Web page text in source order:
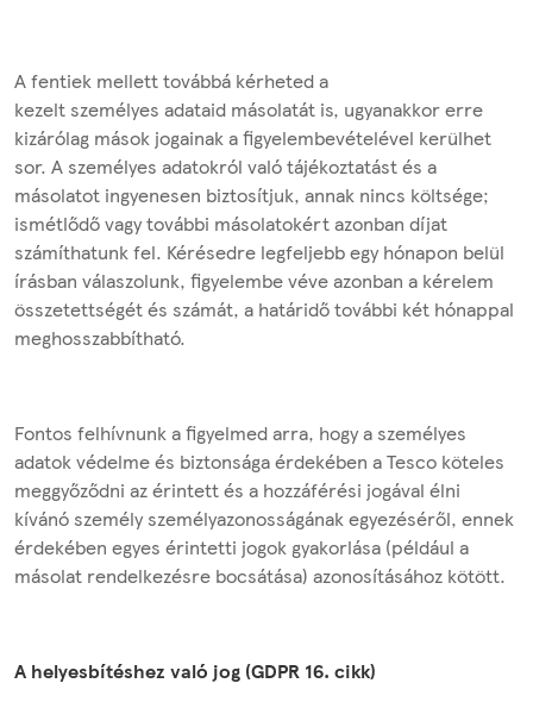
A fentiek mellett továbbá kérheted a
kezelt személyes adataid másolatát is, ugyanakkor erre
kizárólag mások jogainak a figyelembevételével kerülhet
sor. A személyes adatokról való tájékoztatást és a
másolatot ingyenesen biztosítjuk, annak nincs költsége;
ismétlődő vagy további másolatokért azonban díjat
számíthatunk fel. Kérésedre legfeljebb egy hónapon belül
írásban válaszolunk, figyelembe véve azonban a kérelem
összetettségét és számát, a határidő további két hónappal
meghosszabbítható.
Fontos felhívnunk a figyelmed arra, hogy a személyes
adatok védelme és biztonsága érdekében a Tesco köteles
meggyőződni az érintett és a hozzáférési jogával élni
kívánó személy személyazonosságának egyezéséről, ennek
érdekében egyes érintetti jogok gyakorlása (például a
másolat rendelkezésre bocsátása) azonosításához kötött.
A helyesbítéshez való jog (GDPR 16. cikk)